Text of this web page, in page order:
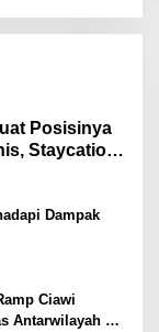
Posisinya
Staycation,
Dampak
Ciawi
Antarwilayah di